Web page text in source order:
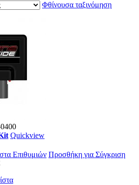
Φθίνουσα ταξινόμηση
Quickview
Επιθυμιών Προσθήκη για Σύγκριση